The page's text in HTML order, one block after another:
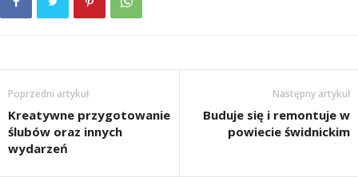
Poprzedni artykuł
Kreatywne przygotowanie
ślubów oraz innych
wydarzeń
Następny artykuł
Buduje się i remontuje w
powiecie świdnickim